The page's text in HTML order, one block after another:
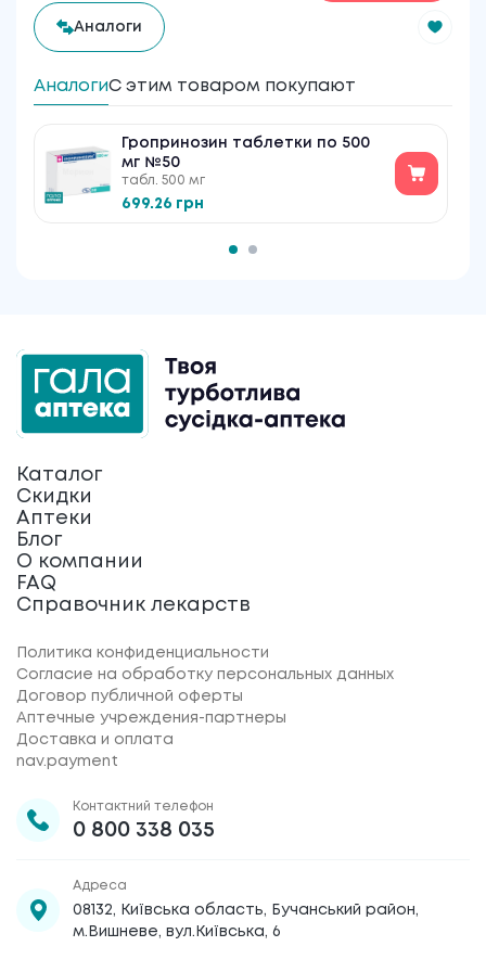
Аналоги
АналогиС этим товаром покупают
Гропринозин таблетки по 500
мг №50
табл. 500 мг
699.26 грн
Каталог
Скидки
Аптеки
Блог
О компании
FAQ
Справочник лекарств
Политика конфиденциальности
Согласие на обработку персональных данных
Договор публичной оферты
Аптечные учреждения-партнеры
Доставка и оплата
nav.payment
Контактний телефон
0 800 338 035
Адреса
08132, Київська область, Бучанський район,
м.Вишневе, вул.Київська, 6